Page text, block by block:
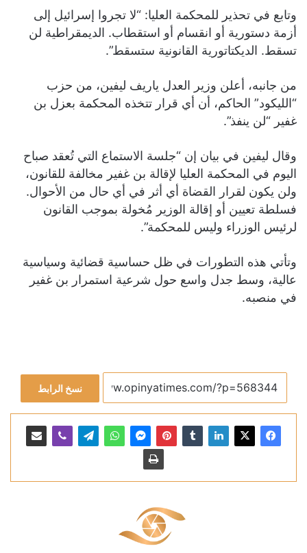
وتابع في تحذير للمحكمة العليا: “لا تجروا إسرائيل إلى
أزمة دستورية أو انقسام أو استقطاب. الديمقراطية لن
تسقط. الديكتاتورية القانونية ستسقط”.
من جانبه، أعلن وزير العدل ياريف ليفين، من حزب
“الليكود” الحاكم، أن أي قرار تتخذه المحكمة بعزل بن
غفير “لن ينفذ”.
وقال ليفين في بيان إن “جلسة الاستماع التي تُعقد صباح
اليوم في المحكمة العليا لإقالة بن غفير مخالفة للقانون،
ولن يكون لقرار القضاة أي أثر في أي حال من الأحوال.
فسلطة تعيين أو إقالة الوزير مُخولة بموجب القانون
لرئيس الوزراء وليس للمحكمة”.
وتأتي هذه التطورات في ظل حساسية قضائية وسياسية
عالية، وسط جدل واسع حول شرعية استمرار بن غفير
في منصبه.
نسخ الرابط